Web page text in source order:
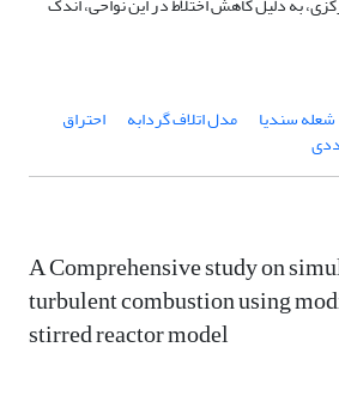
شعله سندیا مدل اتلاف گردابه احتراق
A Comprehensive study on
turbulent combustion using
stirred reactor model